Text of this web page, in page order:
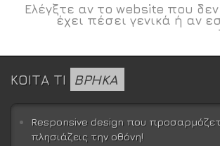
Ελέγξτε αν το website που
έχει πέσει γενικά ή αν
ΚΟΙΤΑ ΤΙ ΒΡΗΚΑ
Responsive design που
πλησιάζεις την οθόνη!